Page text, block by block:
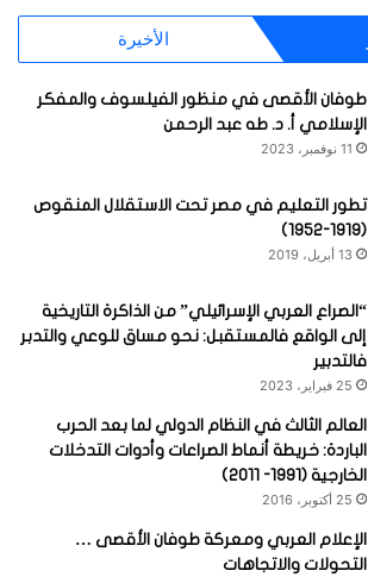
الأخيرة
طوفان الأقصى في منظور الفيلسوف والمفكر
الإسلامي أ. د. طه عبد الرحمن
11 نوفمبر، 2023
تطور التعليم في مصر تحت الاستقلال المنقوص
(1919-1952)
13 أبريل، 2019
“الصراع العربي الإسرائيلي” من الذاكرة التاريخية
إلى الواقع فالمستقبل: نحو مساق للوعي والتدبر
فالتدبير
25 فبراير، 2023
العالم الثالث في النظام الدولي لما بعد الحرب
الباردة: خريطة أنماط الصراعات وأدوات التدخلات
الخارجية (1991- 2011)
25 أكتوبر، 2016
الإعلام العربي ومعركة طوفان الأقصى …
التحولات والاتجاهات